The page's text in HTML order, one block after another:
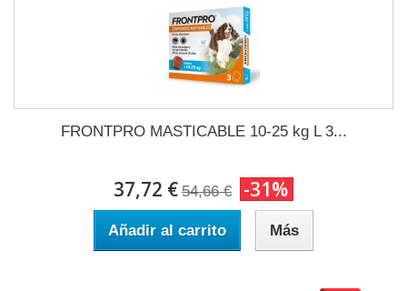
FRONTPRO MASTICABLE 10-25 kg L 3...
37,72 € 54,66 € -31%
Añadir al carrito Más